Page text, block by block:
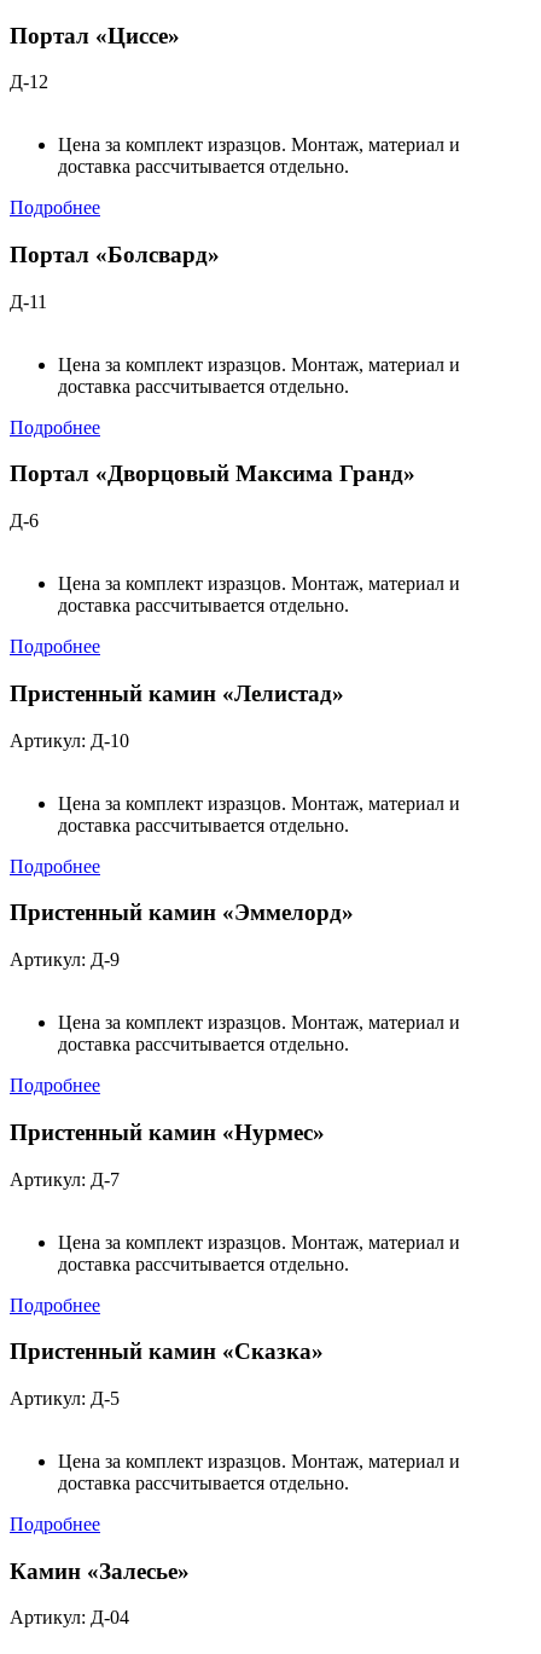
Портал «Циссе»
Д-12
Цена за комплект изразцов. Монтаж, материал и
доставка рассчитывается отдельно.
Подробнее
Портал «Болсвард»
Д-11
Цена за комплект изразцов. Монтаж, материал и
доставка рассчитывается отдельно.
Подробнее
Портал «Дворцовый Максима Гранд»
Д-6
Цена за комплект изразцов. Монтаж, материал и
доставка рассчитывается отдельно.
Подробнее
Пристенный камин «Лелистад»
Артикул: Д-10
Цена за комплект изразцов. Монтаж, материал и
доставка рассчитывается отдельно.
Подробнее
Пристенный камин «Эммелорд»
Артикул: Д-9
Цена за комплект изразцов. Монтаж, материал и
доставка рассчитывается отдельно.
Подробнее
Пристенный камин «Нурмес»
Артикул: Д-7
Цена за комплект изразцов. Монтаж, материал и
доставка рассчитывается отдельно.
Подробнее
Пристенный камин «Сказка»
Артикул: Д-5
Цена за комплект изразцов. Монтаж, материал и
доставка рассчитывается отдельно.
Подробнее
Камин «Залесье»
Артикул: Д-04